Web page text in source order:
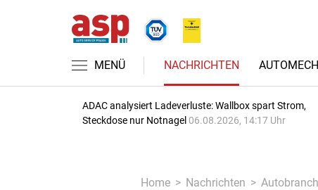
MENÜ NACHRICHTEN
ADAC analysiert Ladeverluste: Wallbox spart Strom,
Steckdose nur Notnagel 06.08.2026, 14:17 Uhr
Home Nachrichten